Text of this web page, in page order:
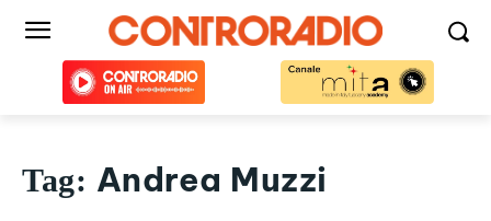
Tag: Andrea Muzzi